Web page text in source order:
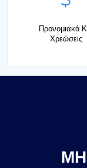
Προνομιακά
Χρεώσεις